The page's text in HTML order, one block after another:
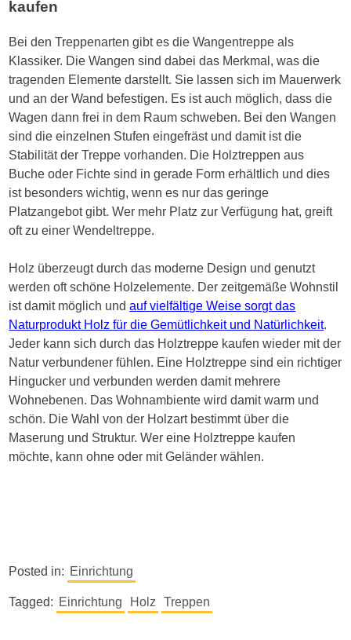
kaufen
Bei den Treppenarten gibt es die Wangentreppe als
Klassiker. Die Wangen sind dabei das Merkmal, was die
tragenden Elemente darstellt. Sie lassen sich im Mauerwerk
und an der Wand befestigen. Es ist auch möglich, dass die
Wagen dann frei in dem Raum schweben. Bei den Wangen
sind die einzelnen Stufen eingefräst und damit ist die
Stabilität der Treppe vorhanden. Die Holztreppen aus
Buche oder Fichte sind in gerade Form erhältlich und dies
ist besonders wichtig, wenn es nur das geringe
Platzangebot gibt. Wer mehr Platz zur Verfügung hat, greift
oft zu einer Wendeltreppe.
Holz überzeugt durch das moderne Design und genutzt
werden oft schöne Holzelemente. Der zeitgemäße Wohnstil
ist damit möglich undauf vielfältige Weise sorgt das
Naturprodukt Holz für die Gemütlichkeit und Natürlichkeit.
Jeder kann sich durch das Holztreppe kaufen wieder mit der
Natur verbundener fühlen. Eine Holztreppe sind ein richtiger
Hingucker und verbunden werden damit mehrere
Wohnebenen. Das Wohnambiente wird damit warm und
schön. Die Wahl von der Holzart bestimmt über die
Maserung und Struktur. Wer eine Holztreppe kaufen
möchte, kann ohne oder mit Geländer wählen.
Posted in: Einrichtung
Tagged: Einrichtung Holz Treppen